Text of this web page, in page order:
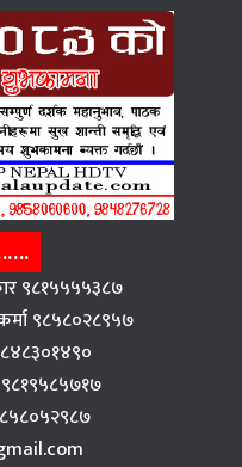
९८१५५५५३८७
९८५८०२८९५७